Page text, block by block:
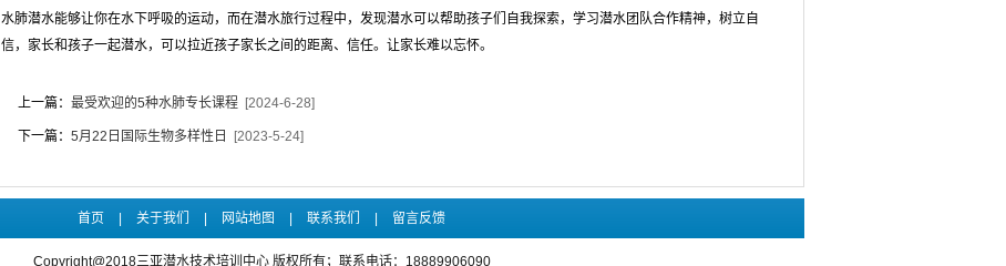
水肺潜水能够让你在水下呼吸的运动，而在潜水旅行过程中，发现潜水可以帮助孩子们自我探索，学习潜水团队合作精神，树立自
信，家长和孩子一起潜水，可以拉近孩子家长之间的距离、信任。让家长难以忘怀。
上一篇： 最受欢迎的5种水肺专长课程 [2024-6-28]
下一篇： 5月22日国际生物多样性日 [2023-5-24]
首页 关于我们 网站地图 联系我们 留言反馈
Copyright@2018三亚潜水技术培训中心 版权所有；联系电话：18889906090